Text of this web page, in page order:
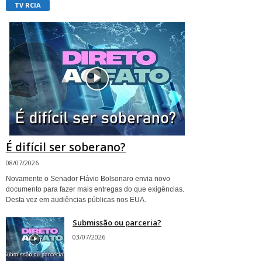
TV RCIA
É difícil ser soberano?
08/07/2026
Novamente o Senador Flávio Bolsonaro envia novo
documento para fazer mais entregas do que exigências.
Desta vez em audiências públicas nos EUA.
Submissão ou parceria?
03/07/2026